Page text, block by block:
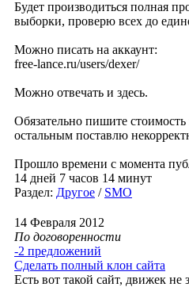
Будет производиться полная
выборки, проверю всех до
Можно писать на аккаунт:
free-lance.ru/users/dexer/
Можно отвечать и здесь.
Обязательно пишите стоимость
остальным поставлю
Прошло времени с момента
14 дней 7 часов 14 минут
Раздел: Другое / SMO
14 Февраля 2012
По договоренности
-2 предложений
Сделать полный клон сайта
Есть вот такой сайт, движек не